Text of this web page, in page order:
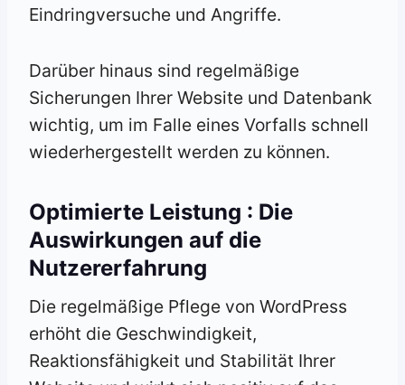
Eindringversuche und Angriffe.
Darüber hinaus sind regelmäßige
Sicherungen Ihrer Website und Datenbank
wichtig, um im Falle eines Vorfalls schnell
wiederhergestellt werden zu können.
Optimierte Leistung : Die
Auswirkungen auf die
Nutzererfahrung
Die regelmäßige Pflege von WordPress
erhöht die Geschwindigkeit,
Reaktionsfähigkeit und Stabilität Ihrer